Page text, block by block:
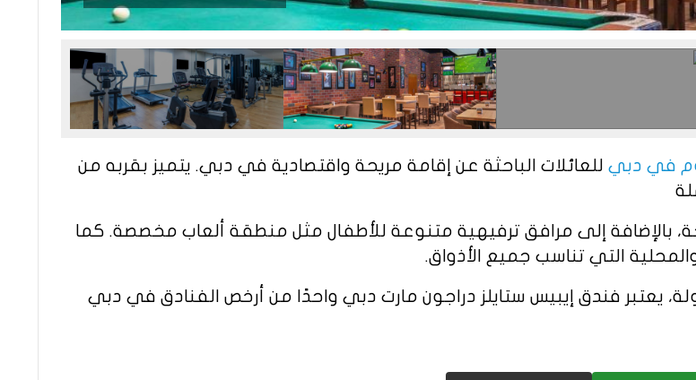
للعائلات الباحثة عن إقامة مريحة واقتصادية في دبي. يتميز بقربه من
بالإضافة إلى مرافق ترفيهية متنوعة للأطفال مثل منطقة ألعاب مخصصة. كما
التي تناسب جميع الأذواق.
يعتبر فندق إيبيس ستايلز دراجون مارت دبي واحدًا من أرخص الفنادق في دبي